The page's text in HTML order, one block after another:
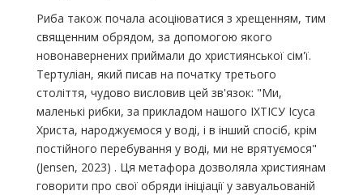
Риба також почала асоціюватися з хрещенням, тим
священним обрядом, за допомогою якого
новонавернених приймали до християнської сім'ї.
Тертуліан, який писав на початку третього
століття, чудово висловив цей зв'язок: "Ми,
маленькі рибки, за прикладом нашого ІХТІСУ Ісуса
Христа, народжуємося у воді, і в інший спосіб, крім
постійного перебування у воді, ми не врятуємося"
(Jensen, 2023) . Ця метафора дозволяла християнам
говорити про свої обряди ініціації у завуальованій